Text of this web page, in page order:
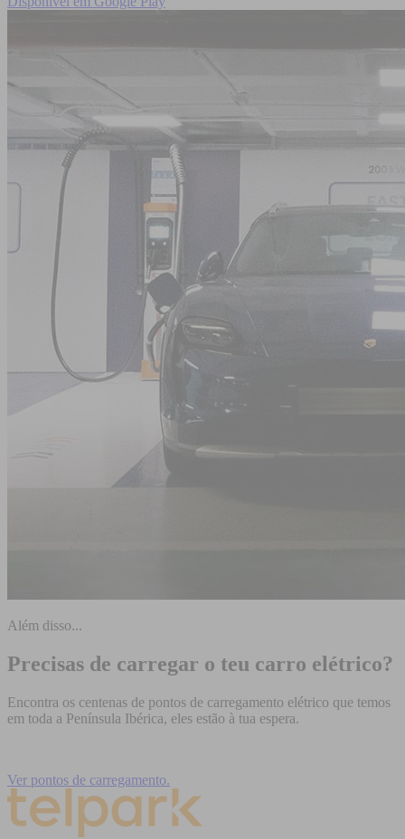
Além disso...
Precisas de carregar o teu carro elétrico?
Encontra os centenas de pontos de carregamento elétrico que temos
em toda a Península Ibérica, eles estão à tua espera.
Ver pontos de carregamento.